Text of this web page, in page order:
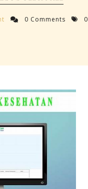
0 Comments
0